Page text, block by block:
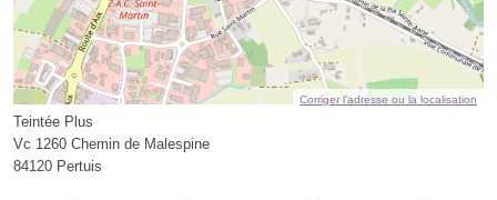
Corriger l’adresse ou la localisation
Teintée Plus
Vc 1260 Chemin de Malespine
84120 Pertuis